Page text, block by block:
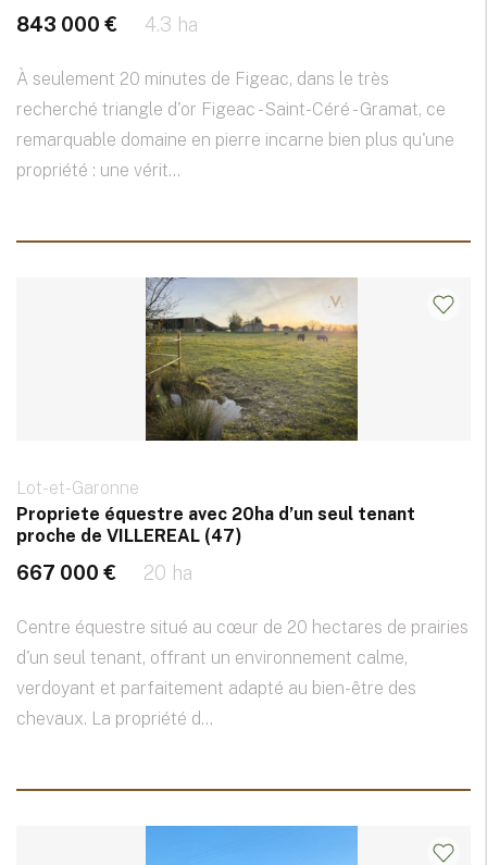
843 000 € 4.3 ha
À seulement 20 minutes de Figeac, dans le très
recherché triangle d'or Figeac - Saint-Céré - Gramat, ce
remarquable domaine en pierre incarne bien plus qu'une
propriété : une vérit...
Lot-et-Garonne
Propriete équestre avec 20ha d’un seul tenant
proche de VILLEREAL (47)
667 000 € 20 ha
Centre équestre situé au cœur de 20 hectares de prairies
d'un seul tenant, offrant un environnement calme,
verdoyant et parfaitement adapté au bien-être des
chevaux. La propriété d...